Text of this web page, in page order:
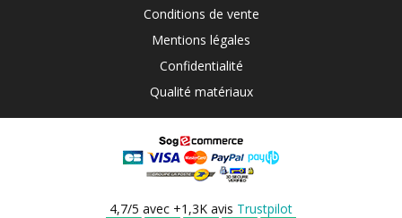
Conditions de vente
Mentions légales
Confidentialité
Qualité matériaux
4,7/5 avec +1,3K avis Trustpilot